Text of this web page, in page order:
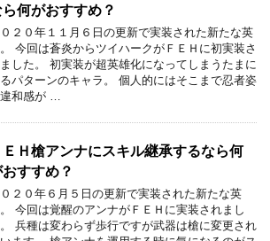
何がおすすめ？
０２０年１１月６日の更新で実装された新たな英
今回は蒼炎からツイハークがＦＥＨに初実装さ
した。 初実装が超英雄化になってしまうたまに
パターンのキャラ。 個人的にはそこまで忍者姿
和感が …
ＥＨ槍アンナにスキル継承するなら何
すすめ？
０２０年６月５日の更新で実装された新たな英
今回は覚醒のアンナがＦＥＨに実装されまし
兵種は変わらず歩行ですが武器は槍に変更され